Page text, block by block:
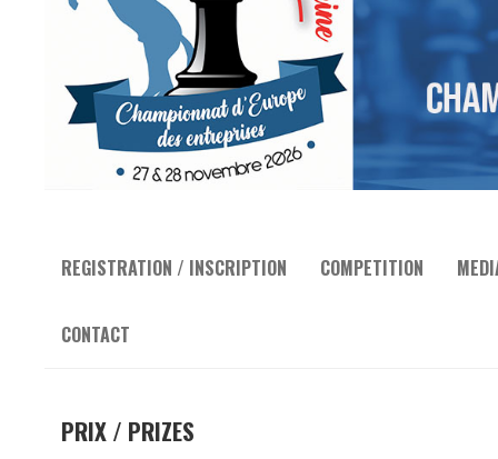
REGISTRATION / INSCRIPTION COMPETITION
CONTACT
PRIX / PRIZES